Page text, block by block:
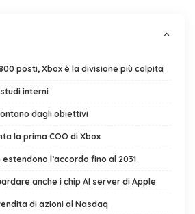
posti, Xbox è la divisione più colpita
interni
dagli obiettivi
la prima COO di Xbox
l’accordo fino al 2031
anche i chip AI server di Apple
di azioni al Nasdaq